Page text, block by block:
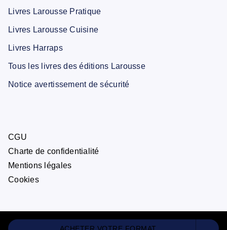
Livres Larousse Pratique
Livres Larousse Cuisine
Livres Harraps
Tous les livres des éditions Larousse
Notice avertissement de sécurité
CGU
Charte de confidentialité
Mentions légales
Cookies